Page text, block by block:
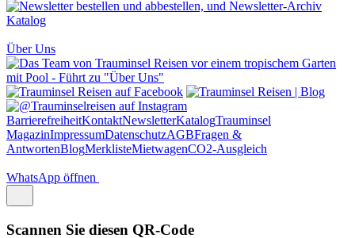
Katalog
Über Uns
BarrierefreiheitKontaktNewsletterKatalogTrauminsel
MagazinImpressumDatenschutzAGBFragen &
AntwortenBlogMerklisteMietwagenCO2-Ausgleich
WhatsApp öffnen
Scannen Sie diesen QR-Code